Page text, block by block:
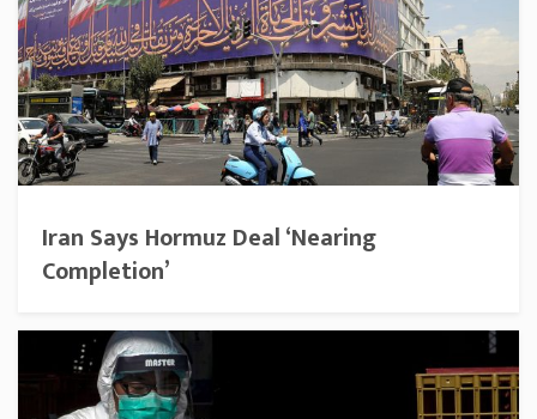
Iran Says Hormuz Deal ‘Nearing
Completion’